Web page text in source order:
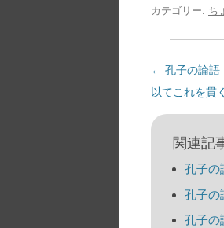
カテゴリー: ち
投
稿
ナ
← 孔子の論
以てこれを貫く
関連記
孔子
孔子
孔子